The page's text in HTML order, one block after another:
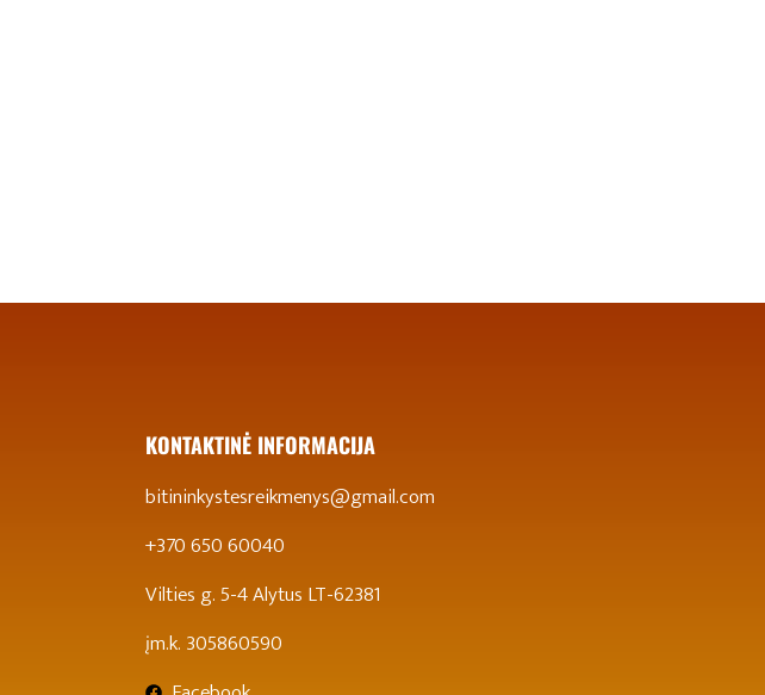
KONTAKTINĖ INFORMACIJA
bitininkystesreikmenys@gmail.com
+370 650 60040
Vilties g. 5-4 Alytus LT-62381
įm.k. 305860590